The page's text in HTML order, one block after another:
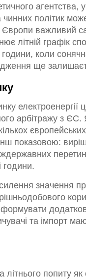
агентства,
чинних політик
Європи важливий
літній графік
коли
ще
арбітражу з
показовою:
години.
значення
та імпорт
попиту як